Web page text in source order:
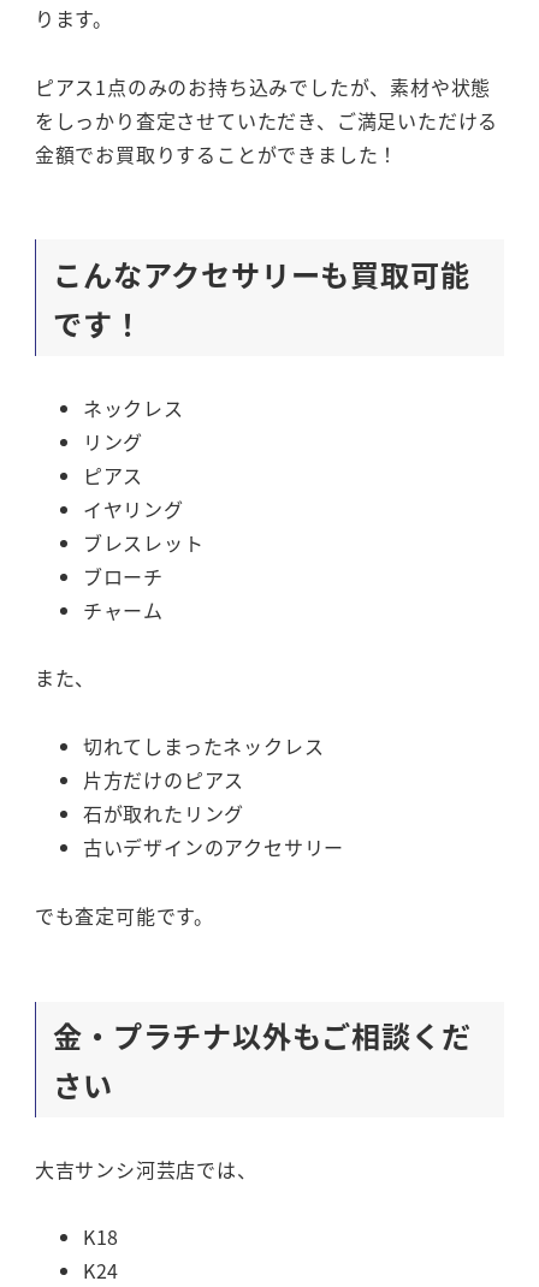
ります。
ピアス1点のみのお持ち込みでしたが、素材や状態
をしっかり査定させていただき、ご満足いただける
金額でお買取りすることができました！
こんなアクセサリーも買取可能
です！
ネックレス
リング
ピアス
イヤリング
ブレスレット
ブローチ
チャーム
また、
切れてしまったネックレス
片方だけのピアス
石が取れたリング
古いデザインのアクセサリー
でも査定可能です。
金・プラチナ以外もご相談くだ
さい
大吉サンシ河芸店では、
K18
K24